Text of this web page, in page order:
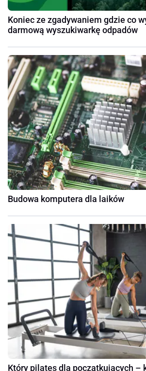
Koniec ze zgadywaniem gdzie co
darmową wyszukiwarkę odpadów
Budowa komputera dla laików
Który pilates dla początkujących –